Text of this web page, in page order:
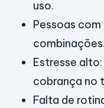
uso.
Pessoas
combinações.
Estresse
cobrança no
Falta de